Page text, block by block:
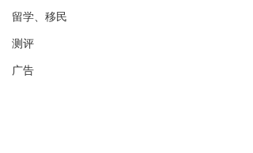
留学、移民
测评
广告